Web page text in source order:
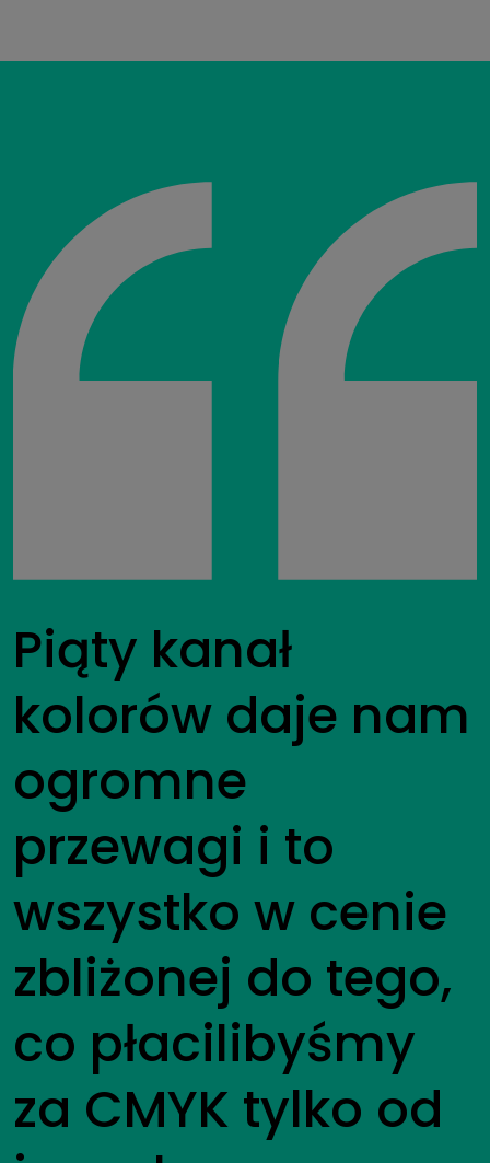
Piąty kanał
kolorów daje nam
ogromne
przewagi i to
wszystko w cenie
zbliżonej do tego,
co płacilibyśmy
za CMYK tylko od